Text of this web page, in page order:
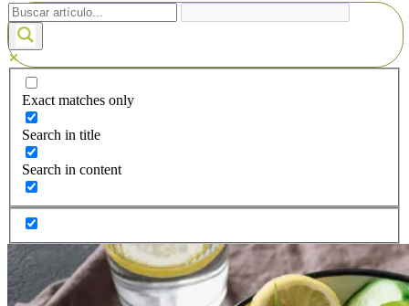
Exact matches only
Search in title
Search in content